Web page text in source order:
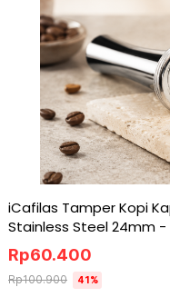
iCafilas Tamper Kopi
Stainless Steel 24mm -
Rp60.400
Rp100.900 41%